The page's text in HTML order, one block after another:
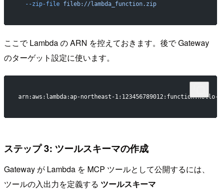
  --zip-file
fileb://lambda_function.zip
ここで Lambda の ARN を控えておきます。後で Gateway
のターゲット設定に使います。
arn:aws:lambda:ap-northeast-1:123456789012:function:hello-
ステップ 3: ツールスキーマの作成
Gateway が Lambda を MCP ツールとして公開するには、
ツールの入出力を定義する ツールスキーマ